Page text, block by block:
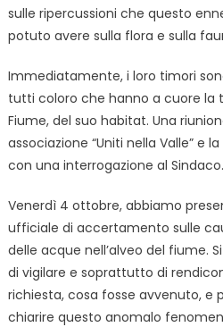
sulle ripercussioni che questo
potuto avere sulla flora e sulla
Immediatamente, i loro timori
tutti coloro che hanno a cuore la
Fiume, del suo habitat. Una
associazione “Uniti nella Valle” e
con una interrogazione al Sindaco.
Venerdì 4 ottobre, abbiamo
ufficiale di accertamento sulle
delle acque nell’alveo del fiume.
di vigilare e soprattutto di
richiesta, cosa fosse avvenuto, e
chiarire questo anomalo